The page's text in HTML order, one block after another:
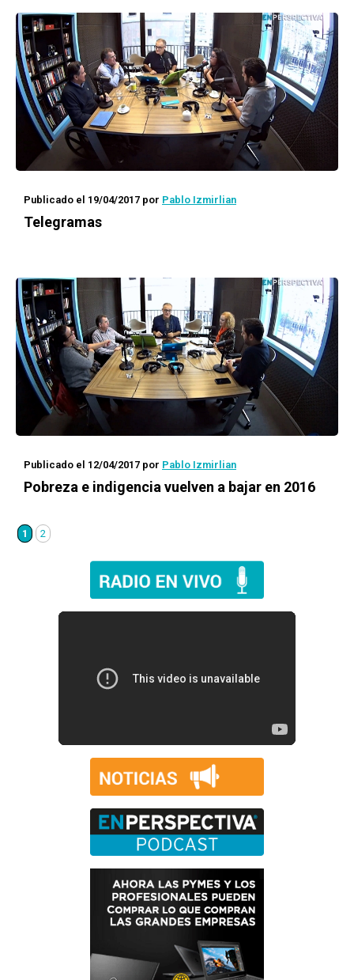
Publicado el 19/04/2017 por Pablo Izmirlian
Telegramas
Publicado el 12/04/2017 por Pablo Izmirlian
Pobreza e indigencia vuelven a bajar en 2016
1 2